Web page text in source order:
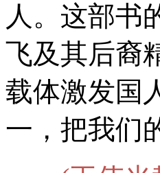
人。这部书
飞及其后裔
载体激发国
一，把我们